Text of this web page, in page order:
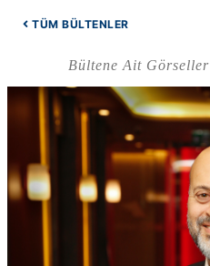
TÜM BÜLTENLER
Bültene Ait Görseller